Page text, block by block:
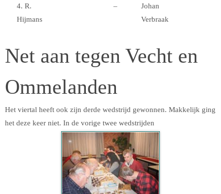
4. R.
Hijmans
–
Johan
Verbraak
Net aan tegen Vecht en
Ommelanden
Het viertal heeft ook zijn derde wedstrijd gewonnen. Makkelijk ging
het deze keer niet. In de vorige twee wedstrijden